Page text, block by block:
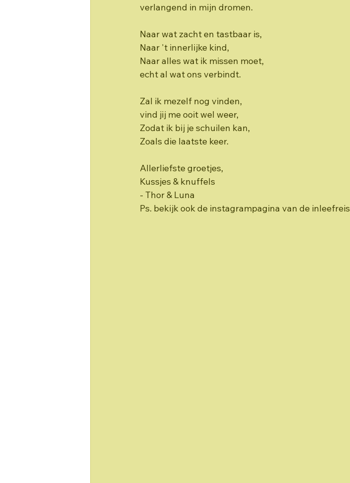
verlangend in mijn dromen.
Naar wat zacht en tastbaar is,
Naar 't innerlijke kind,
Naar alles wat ik missen moet,
echt al wat ons verbindt.
Zal ik mezelf nog vinden,
vind jij me ooit wel weer,
Zodat ik bij je schuilen kan,
Zoals die laatste keer.
Allerliefste groetjes,
Kussjes & knuffels
- Thor & Luna
Ps. bekijk ook de instagrampagina van de inleefreis